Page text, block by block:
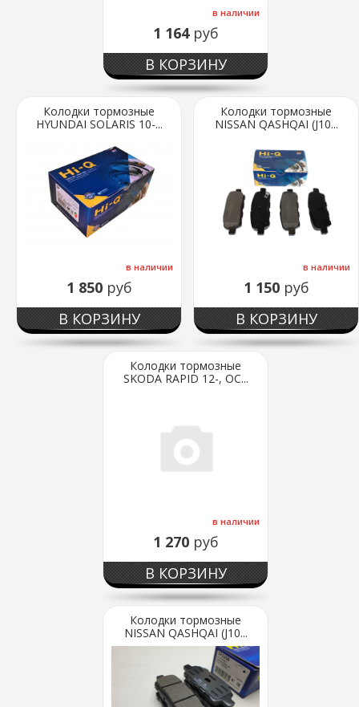
в наличии
1 164 руб
В КОРЗИНУ
Колодки тормозные
HYUNDAI SOLARIS 10-...
в наличии
1 850 руб
В КОРЗИНУ
Колодки тормозные
NISSAN QASHQAI (J10...
в наличии
1 150 руб
В КОРЗИНУ
Колодки тормозные
SKODA RAPID 12-, OC...
в наличии
1 270 руб
В КОРЗИНУ
Колодки тормозные
NISSAN QASHQAI (J10...